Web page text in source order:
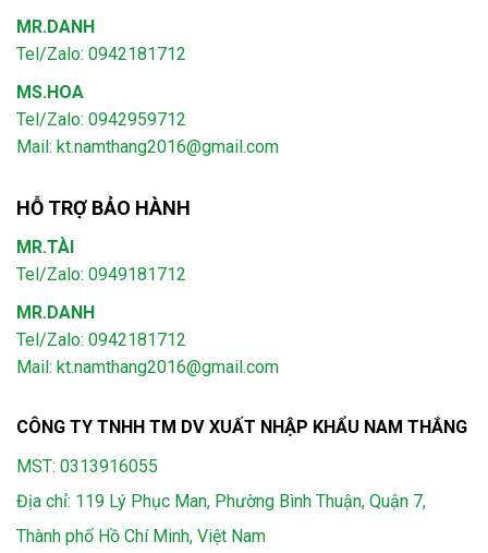
MR.DANH
Tel/Zalo: 0942181712
MS.HOA
Tel/Zalo: 0942959712
Mail: kt.namthang2016@gmail.com
HỖ TRỢ BẢO HÀNH
MR.TÀI
Tel/Zalo: 0949181712
MR.DANH
Tel/Zalo: 0942181712
Mail: kt.namthang2016@gmail.com
CÔNG TY TNHH TM DV XUẤT NHẬP KHẨU NAM THẮNG
MST: 0313916055
Địa chỉ: 119 Lý Phục Man, Phường Bình Thuận, Quận 7,
Thành phố Hồ Chí Minh, Việt Nam